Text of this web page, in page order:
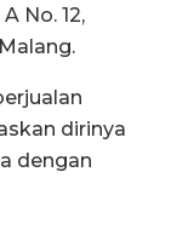
No. 12,
dirinya
dengan